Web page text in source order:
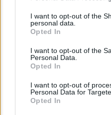
disclose it to other third
Please note that this website/
services and may gather and
not limited to your visit or
grant or deny consent to
consent section.
I want to opt-out of the
personal data.
Opted In
I want to opt-out of the
Personal Data.
Opted In
I want to opt-out of
Personal Data for
Opted In
Arredamento
raccontano storie
Lo sapevi che...